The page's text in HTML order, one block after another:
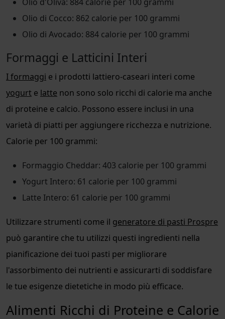
Olio di Cocco: 862 calorie per 100 grammi
Olio di Avocado: 884 calorie per 100 grammi
Formaggi e Latticini Interi
I formaggi e i prodotti lattiero-caseari interi come
yogurt e latte non sono solo ricchi di calorie ma anche
di proteine e calcio. Possono essere inclusi in una
varietà di piatti per aggiungere ricchezza e nutrizione.
Calorie per 100 grammi:
Formaggio Cheddar: 403 calorie per 100 grammi
Yogurt Intero: 61 calorie per 100 grammi
Latte Intero: 61 calorie per 100 grammi
Utilizzare strumenti come il generatore di pasti Prospre
può garantire che tu utilizzi questi ingredienti nella
pianificazione dei tuoi pasti per migliorare
l'assorbimento dei nutrienti e assicurarti di soddisfare
le tue esigenze dietetiche in modo più efficace.
Alimenti Ricchi di Proteine e Calorie